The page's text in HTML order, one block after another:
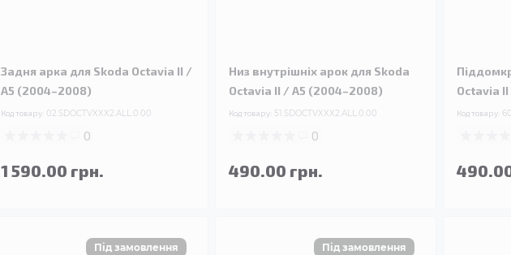
Задня арка для Skoda Octavia II /
A5 (2004–2008)
Код товару: 02.SDOCTVXXX2.ALL.0.00
0
1 590.00 грн.
Низ внутрішніх арок для Skoda
Octavia II / A5 (2004–2008)
Код товару: 51.SDOCTVXXX2.ALL.0.00
0
490.00 грн.
Octavia
Код товару: